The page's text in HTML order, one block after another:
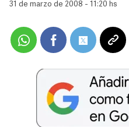
31 de marzo de 2008 - 11:20 hs